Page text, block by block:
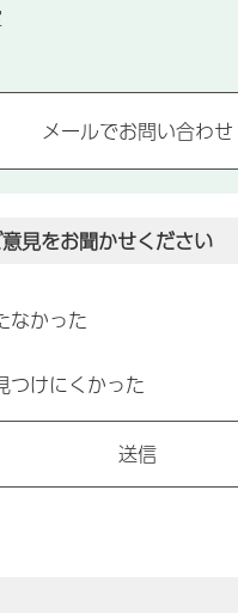
見をお聞かせください
なかった
つけにくかった